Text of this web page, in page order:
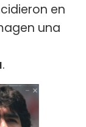
en
una
.